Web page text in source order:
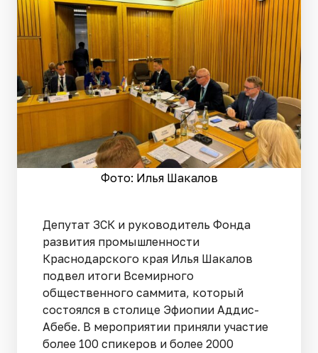
Фото: Илья Шакалов
Депутат ЗСК и руководитель Фонда
развития промышленности
Краснодарского края Илья Шакалов
подвел итоги Всемирного
общественного саммита, который
состоялся в столице Эфиопии Аддис-
Абебе. В мероприятии приняли участие
более 100 спикеров и более 2000